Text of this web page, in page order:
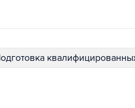
подготовка